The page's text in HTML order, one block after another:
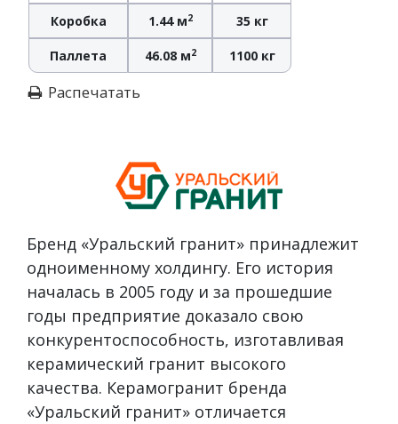
Коробка 1.44 м2 35 кг
Паллета 46.08 м2 1100 кг
Распечатать
Бренд «Уральский гранит» принадлежит
одноименному холдингу. Его история
началась в 2005 году и за прошедшие
годы предприятие доказало свою
конкурентоспособность, изготавливая
керамический гранит высокого
качества. Керамогранит бренда
«Уральский гранит» отличается